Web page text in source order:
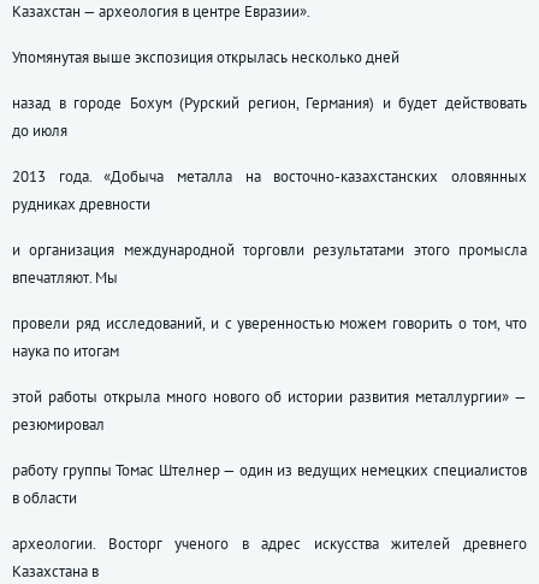
Казахстан — археология в центре Евразии».
Упомянутая выше экспозиция открылась несколько дней
назад в городе Бохум (Рурский регион, Германия) и будет действовать
до июля
2013 года. «Добыча металла на восточно-казахстанских оловянных
рудниках древности
и организация международной торговли результатами этого промысла
впечатляют. Мы
провели ряд исследований, и с уверенностью можем говорить о том, что
наука по итогам
этой работы открыла много нового об истории развития металлургии» —
резюмировал
работу группы Томас Штелнер — один из ведущих немецких специалистов
в области
археологии. Восторг ученого в адрес искусства жителей древнего
Казахстана в